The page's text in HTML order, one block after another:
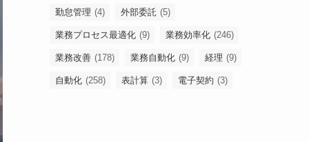
勤怠管理 (4) 外部委託 (5)
業務プロセス最適化 (9) 業務効率化 (246)
業務改善 (178) 業務自動化 (9) 経理 (9)
自動化 (258) 表計算 (3) 電子契約 (3)